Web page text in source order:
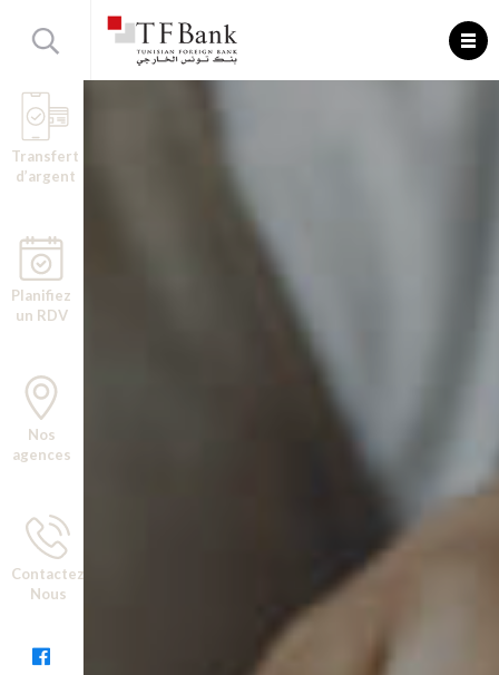
Transfert
d’argent
Planifiez
un RDV
Nos
agences
Contactez
Nous